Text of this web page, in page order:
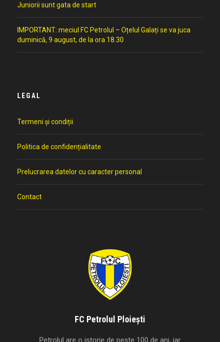
Juniorii sunt gata de start
IMPORTANT: meciul FC Petrolul – Oțelul Galați se va juca
duminică, 9 august, de la ora 18.30
LEGAL
Termeni și condiții
Politica de confidențialitate
Prelucrarea datelor cu caracter personal
Contact
FC Petrolul Ploiești
Petrolul are o istorie de peste 100 de ani, iar